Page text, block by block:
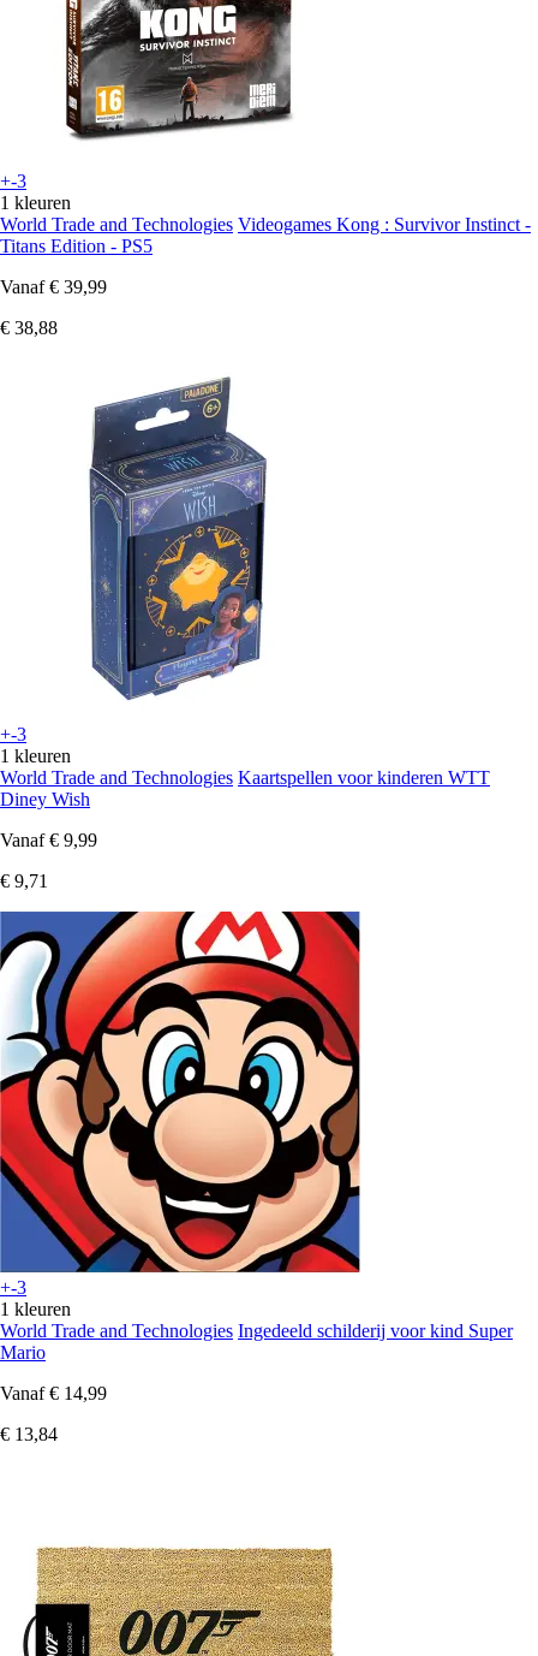
+-3
1 kleuren
World Trade and Technologies Videogames Kong : Survivor Instinct -
Titans Edition - PS5
Vanaf € 39,99
€ 38,88
+-3
1 kleuren
World Trade and Technologies Kaartspellen voor kinderen WTT
Diney Wish
Vanaf € 9,99
€ 9,71
+-3
1 kleuren
World Trade and Technologies Ingedeeld schilderij voor kind Super
Mario
Vanaf € 14,99
€ 13,84